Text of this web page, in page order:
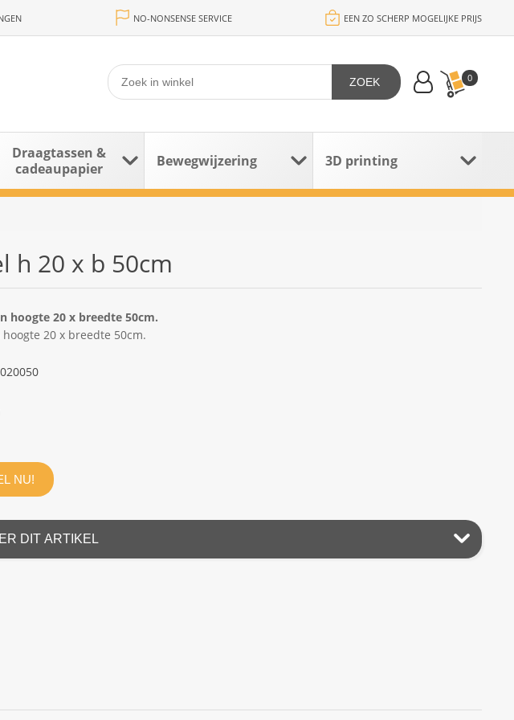
NO-NONSENSE SERVICE EEN ZO SCHERP MOGELIJKE PRIJS
0
ZOEK
Draagtassen &
cadeaupapier
Bewegwijzering 3D printing
h 20 x b 50cm
hoogte 20 x breedte 50cm.
20 x breedte 50cm.
NU!
DIT ARTIKEL